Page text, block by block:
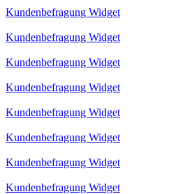
Kundenbefragung Widget
Kundenbefragung Widget
Kundenbefragung Widget
Kundenbefragung Widget
Kundenbefragung Widget
Kundenbefragung Widget
Kundenbefragung Widget
Kundenbefragung Widget